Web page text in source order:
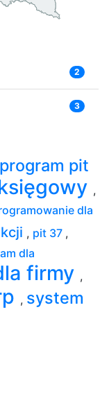
2
3
program pit
,
dla
, pit 37 ,
dla
firmy ,
, system